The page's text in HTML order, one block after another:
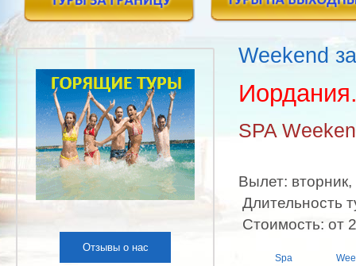
Weekend
SPA
Вылет:
Длительность
Стоимость: от
Spa
Отзывы о нас